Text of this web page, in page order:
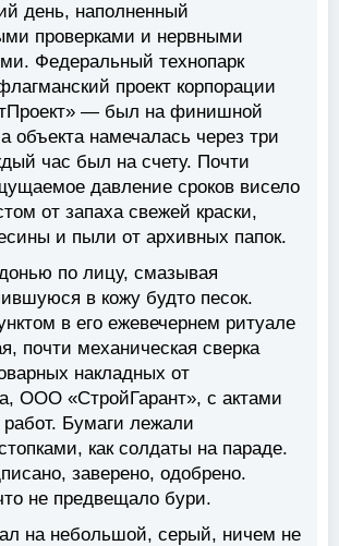
день, наполненный
проверками и нервными
Федеральный технопарк
проект корпорации
— был на финишной
объекта намечалась через три
час был на счету. Почти
давление сроков висело
от запаха свежей краски,
и пыли от архивных папок.
по лицу, смазывая
в кожу будто песок.
в его ежевечернем ритуале
почти механическая сверка
накладных от
ООО «СтройГарант», с актами
Бумаги лежали
как солдаты на параде.
заверено, одобрено.
не предвещало бури.
на небольшой, серый, ничем не